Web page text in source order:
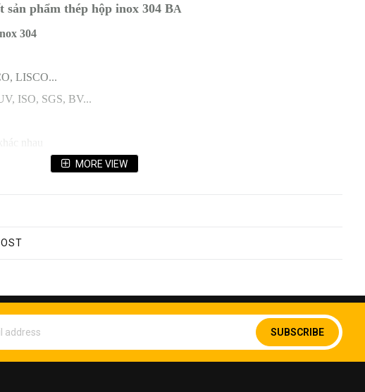
phẩm thép hộp inox 304 BA
304
LISCO...
ISO, SGS, BV...
nhau
MORE VIEW
SUBSCRIBE